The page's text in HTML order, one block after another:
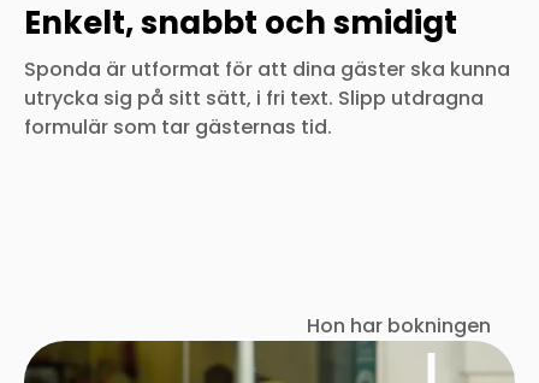
Enkelt, snabbt och smidigt
Sponda är utformat för att dina gäster ska kunna
utrycka sig på sitt sätt, i fri text. Slipp utdragna
formulär som tar gästernas tid.
Hon har bokningen